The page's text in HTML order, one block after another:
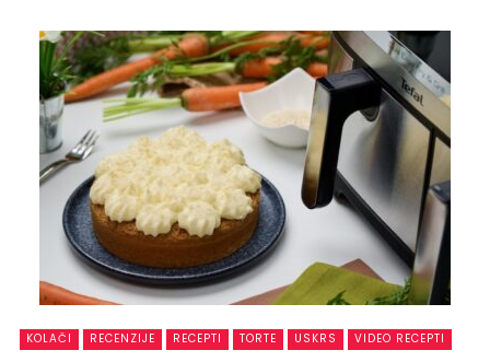
KOLAČI RECENZIJE RECEPTI TORTE USKRS VIDEO RECEPTI